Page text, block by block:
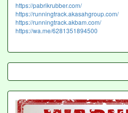
https://pabrikrubber.com/
https://runningtrack.akasahgroup.com/
https://runningtrack.akbam.com/
https://wa.me/6281351894500